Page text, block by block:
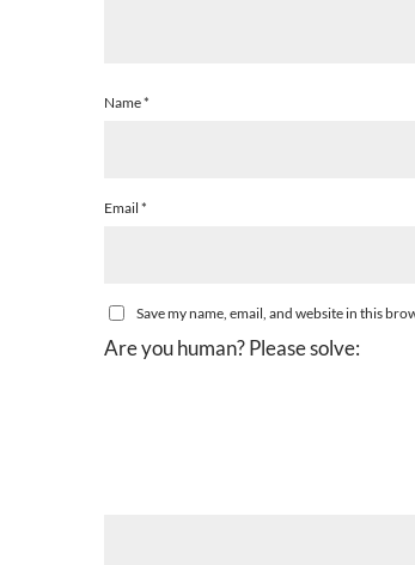
Name*
Email *
Save my name, email, and website in this
Are you human? Please solve: